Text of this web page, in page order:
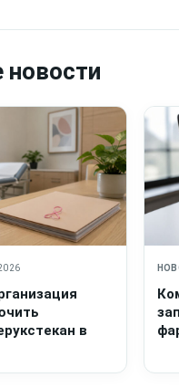
новости
в